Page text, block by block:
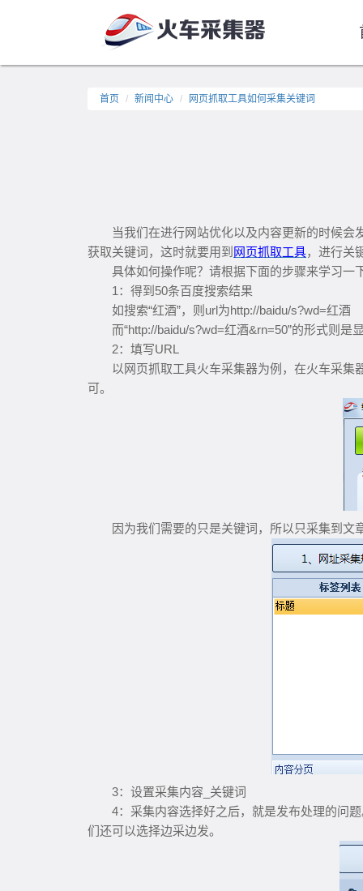
首页 新闻中心 网页抓取工具如何采集关键词
当我们在进行网站优化以及内容更新的时候
获取关键词，这时就要用到 网页抓取工具，进行关
具体如何操作呢？请根据下面的步骤来学习一
1：得到50条百度搜索结果
如搜索“红酒”，则url为http://baidu/s?wd=红酒
而“http://baidu/s?wd=红酒&rn=50”的形式则是
2：填写URL
以网页抓取工具火车采集器为例，在火车采
可。
因为我们需要的只是关键词，所以只采集到
3：设置采集内容_关键词
4：采集内容选择好之后，就是发布处理的问
们还可以选择边采边发。